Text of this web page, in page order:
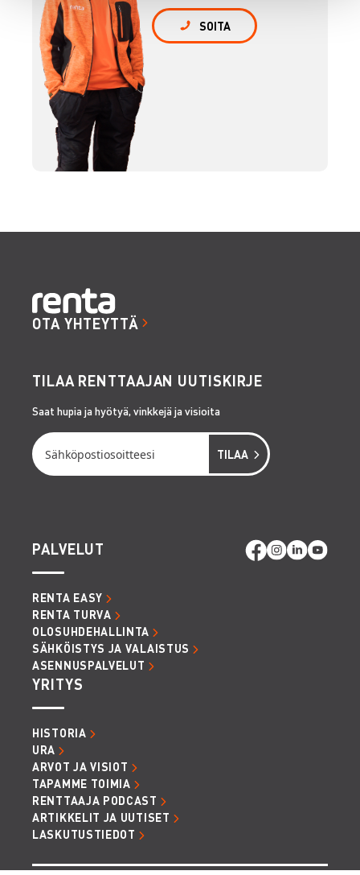
SOITA
OTA YHTEYTTÄ
TILAA RENTTAAJAN UUTISKIRJE
Saat hupia ja hyötyä, vinkkejä ja visioita
PALVELUT
RENTA EASY
RENTA TURVA
OLOSUHDEHALLINTA
SÄHKÖISTYS JA VALAISTUS
ASENNUSPALVELUT
YRITYS
HISTORIA
URA
ARVOT JA VISIOT
TAPAMME TOIMIA
RENTTAAJA PODCAST
ARTIKKELIT JA UUTISET
LASKUTUSTIEDOT